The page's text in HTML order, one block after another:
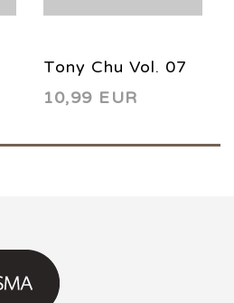
Tony Chu Vol. 07
HC
10,99 EUR